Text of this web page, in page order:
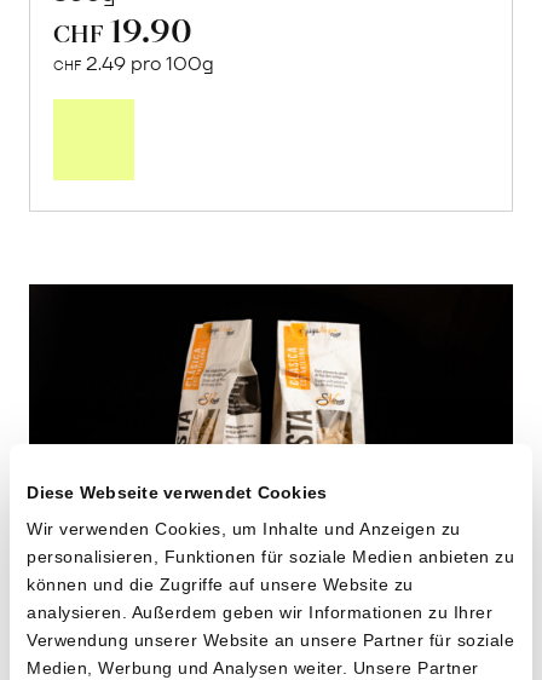
Diese Webseite verwendet Cookies
Wir verwenden Cookies, um Inhalte und Anzeigen zu
personalisieren, Funktionen für soziale Medien anbieten zu
können und die Zugriffe auf unsere Website zu
analysieren. Außerdem geben wir Informationen zu Ihrer
Verwendung unserer Website an unsere Partner für soziale
Medien, Werbung und Analysen weiter. Unsere Partner
CHF 19.90
CHF 2.49 pro 100g
Maccheroni aus alten